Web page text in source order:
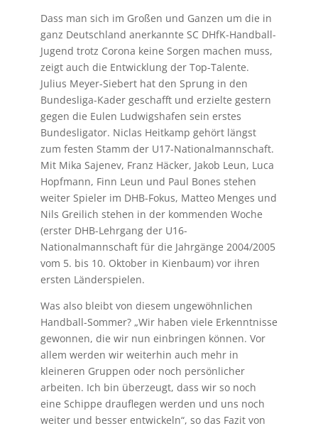
Dass man sich im Großen und Ganzen um die in
ganz Deutschland anerkannte SC DHfK-Handball-
Jugend trotz Corona keine Sorgen machen muss,
zeigt auch die Entwicklung der Top-Talente.
Julius Meyer-Siebert hat den Sprung in den
Bundesliga-Kader geschafft und erzielte gestern
gegen die Eulen Ludwigshafen sein erstes
Bundesligator. Niclas Heitkamp gehört längst
zum festen Stamm der U17-Nationalmannschaft.
Mit Mika Sajenev, Franz Häcker, Jakob Leun, Luca
Hopfmann, Finn Leun und Paul Bones stehen
weiter Spieler im DHB-Fokus, Matteo Menges und
Nils Greilich stehen in der kommenden Woche
(erster DHB-Lehrgang der U16-
Nationalmannschaft für die Jahrgänge 2004/2005
vom 5. bis 10. Oktober in Kienbaum) vor ihren
ersten Länderspielen.
Was also bleibt von diesem ungewöhnlichen
Handball-Sommer? „Wir haben viele Erkenntnisse
gewonnen, die wir nun einbringen können. Vor
allem werden wir weiterhin auch mehr in
kleineren Gruppen oder noch persönlicher
arbeiten. Ich bin überzeugt, dass wir so noch
eine Schippe drauflegen werden und uns noch
weiter und besser entwickeln“, so das Fazit von